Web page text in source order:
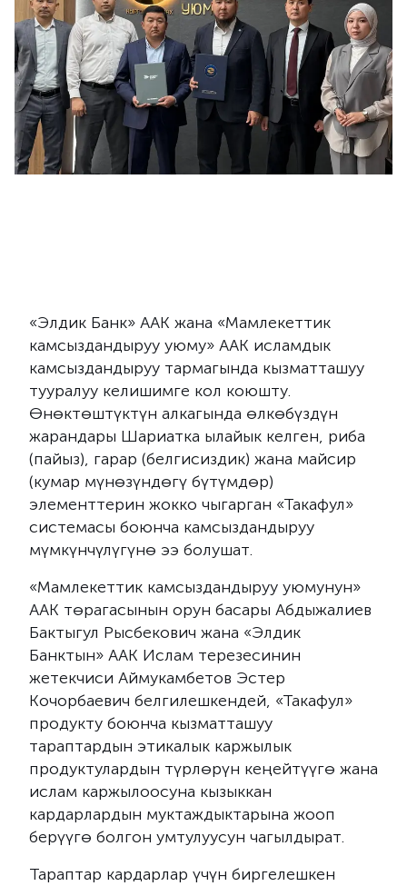
«Элдик Банк» ААК жана «Мамлекеттик
камсыздандыруу уюму» ААК исламдык
камсыздандыруу тармагында кызматташуу
тууралуу келишимге кол коюшту.
Өнөктөштүктүн алкагында өлкөбүздүн
жарандары Шариатка ылайык келген, риба
(пайыз), гарар (белгисиздик) жана майсир
(кумар мүнөзүндөгү бүтүмдөр)
элементтерин жокко чыгарган «Такафул»
системасы боюнча камсыздандыруу
мүмкүнчүлүгүнө ээ болушат.
«Мамлекеттик камсыздандыруу уюмунун»
ААК төрагасынын орун басары Абдыжалиев
Бактыгул Рысбекович жана «Элдик
Банктын» ААК Ислам терезесинин
жетекчиси Аймукамбетов Эстер
Кочорбаевич белгилешкендей, «Такафул»
продукту боюнча кызматташуу
тараптардын этикалык каржылык
продуктулардын түрлөрүн кеңейтүүгө жана
ислам каржылоосуна кызыккан
кардарлардын муктаждыктарына жооп
берүүгө болгон умтулуусун чагылдырат.
Тараптар кардарлар үчүн биргелешкен